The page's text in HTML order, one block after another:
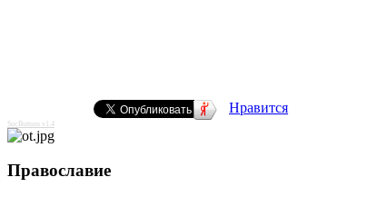
Нравится
SocButtons v1.4
Православие